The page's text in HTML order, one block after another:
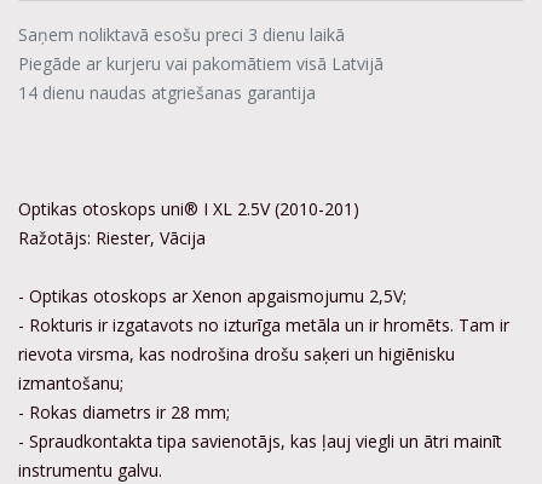
Saņem noliktavā esošu preci 3 dienu laikā
Piegāde ar kurjeru vai pakomātiem visā Latvijā
14 dienu naudas atgriešanas garantija
Optikas otoskops uni® I XL 2.5V (2010-201)
Ražotājs: Riester, Vācija
- Optikas otoskops ar Xenon apgaismojumu 2,5V;
- Rokturis ir izgatavots no izturīga metāla un ir hromēts. Tam ir
rievota virsma, kas nodrošina drošu saķeri un higiēnisku
izmantošanu;
- Rokas diametrs ir 28 mm;
- Spraudkontakta tipa savienotājs, kas ļauj viegli un ātri mainīt
instrumentu galvu.